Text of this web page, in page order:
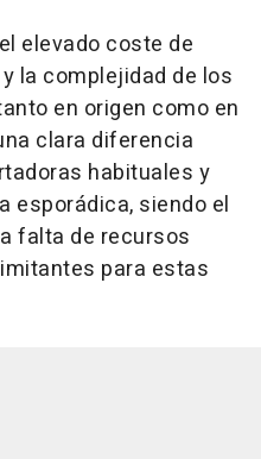
elevado coste de
la complejidad de los
en origen como en
clara diferencia
habituales y
esporádica, siendo el
falta de recursos
para estas